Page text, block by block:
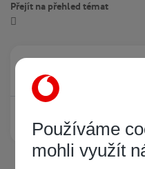
Přejít na přehled témat
Právě prohlíží tuto
Žádný registrovaný uživatel
Používáme
mohli využít